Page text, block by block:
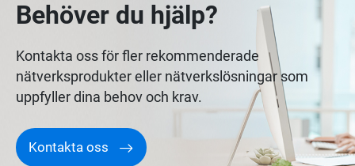
Behöver du hjälp?
Kontakta oss för fler rekommenderade
nätverksprodukter eller nätverkslösningar som
uppfyller dina behov och krav.
Kontakta oss